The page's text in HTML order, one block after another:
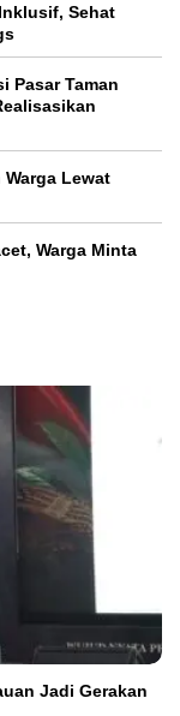
Sehat
Pasar Taman
Lewat
Warga Minta
Jadi Gerakan